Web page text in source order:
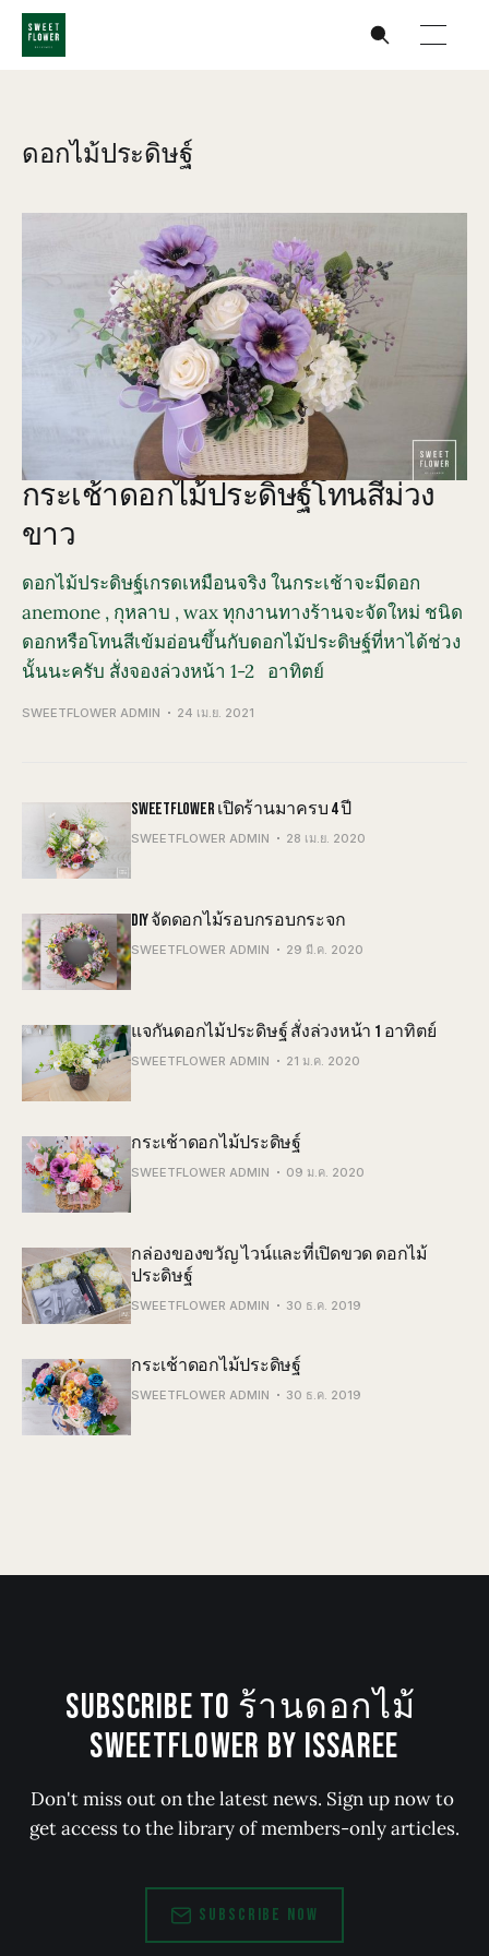
ดอกไม้ประดิษฐ์
กระเช้าดอกไม้ประดิษฐ์โทนสีม่วง
ขาว
ดอกไม้ประดิษฐ์เกรดเหมือนจริง ในกระเช้าจะมีดอก
anemone , กุหลาบ , wax ทุกงานทางร้านจะจัดใหม่ ชนิด
ดอกหรือโทนสีเข้มอ่อนขึ้นกับดอกไม้ประดิษฐ์ที่หาได้ช่วง
นั้นนะครับ สั่งจองล่วงหน้า 1-2 อาทิตย์
SWEETFLOWER ADMIN 24 เม.ย. 2021
SWEETFLOWER เปิดร้านมาครบ 4 ปี
SWEETFLOWER ADMIN 28 เม.ย. 2020
DIY จัดดอกไม้รอบกรอบกระจก
SWEETFLOWER ADMIN 29 มี.ค. 2020
แจกันดอกไม้ประดิษฐ์ สั่งล่วงหน้า 1 อาทิตย์
SWEETFLOWER ADMIN 21 ม.ค. 2020
กระเช้าดอกไม้ประดิษฐ์
SWEETFLOWER ADMIN 09 ม.ค. 2020
กล่องของขวัญ ไวน์และที่เปิดขวด ดอกไม้
ประดิษฐ์
SWEETFLOWER ADMIN 30 ธ.ค. 2019
กระเช้าดอกไม้ประดิษฐ์
SWEETFLOWER ADMIN 30 ธ.ค. 2019
SUBSCRIBE TO ร้านดอกไม้
SWEETFLOWER BY ISSAREE
Don't miss out on the latest news. Sign up now to
get access to the library of members-only articles.
SUBSCRIBE NOW